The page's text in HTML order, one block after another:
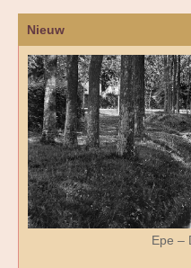
Nieuw
Epe –